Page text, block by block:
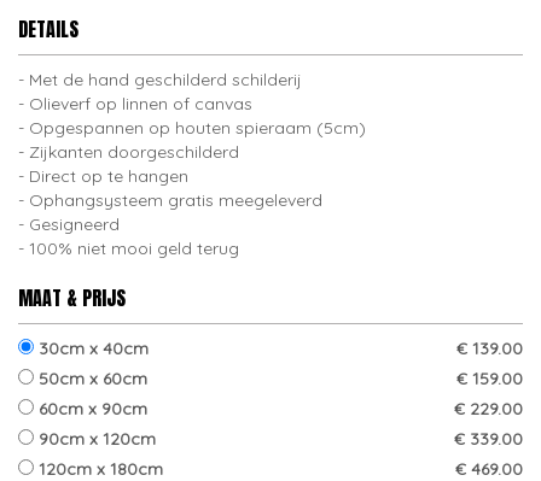
DETAILS
Met de hand geschilderd schilderij
Olieverf op linnen of canvas
Opgespannen op houten spieraam (5cm)
Zijkanten doorgeschilderd
Direct op te hangen
Ophangsysteem gratis meegeleverd
Gesigneerd
100% niet mooi geld terug
MAAT & PRIJS
30cm x 40cm
€ 139.00
50cm x 60cm
€ 159.00
60cm x 90cm
€ 229.00
90cm x 120cm
€ 339.00
120cm x 180cm
€ 469.00